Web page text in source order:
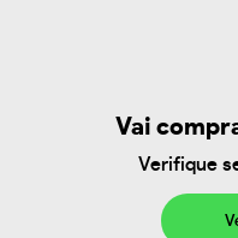
Vai
Verifique